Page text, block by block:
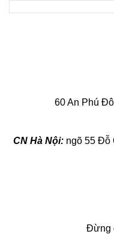
60 An Phú
CN Hà Nội: ngõ 55 Đỗ
Đừng